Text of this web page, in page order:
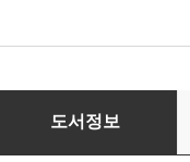
호텔 뒤락
도서정보